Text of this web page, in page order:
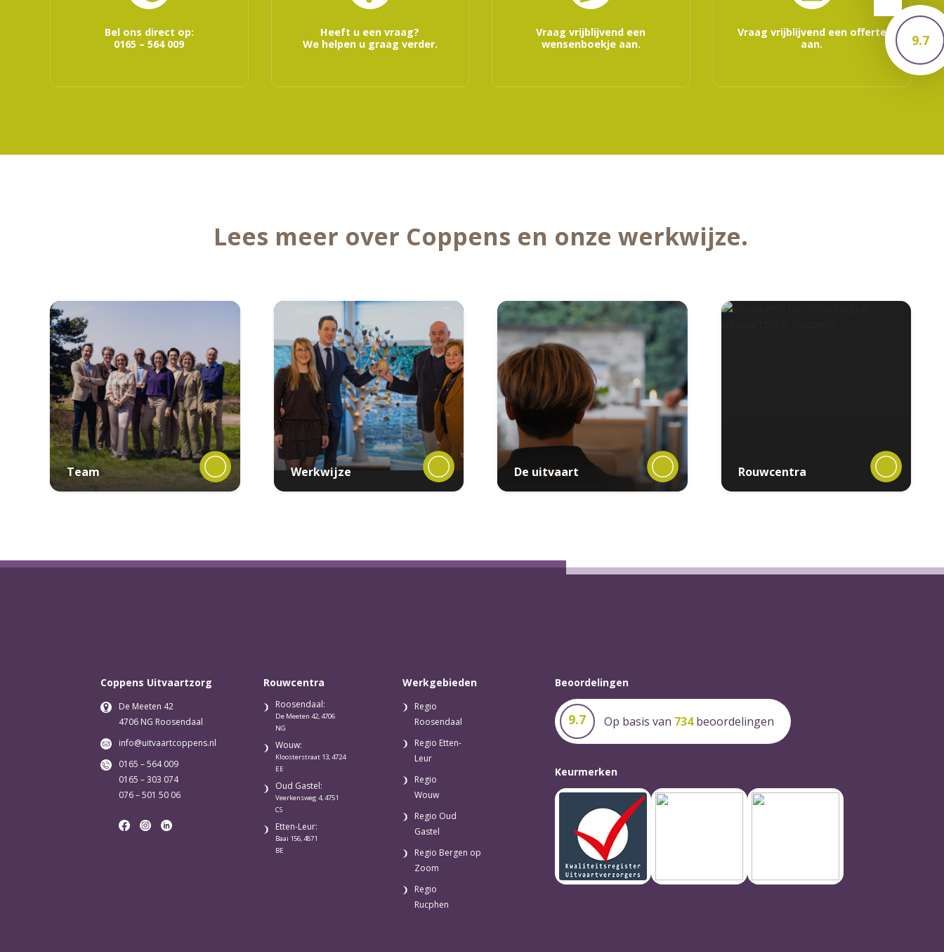
Bel ons direct op:
0165 – 564 009
Heeft u een vraag?
We helpen u graag verder.
Vraag vrijblijvend een
wensenboekje aan.
Vraag vrijblijvend een offerte
aan.
Lees meer over Coppens en onze werkwijze.
Team Werkwijze De uitvaart Rouwcentra
mei 22, 2019
Coppens Uitvaartzorg
De Meeten 42
4706 NG Roosendaal
info@uitvaartcoppens.nl
0165 – 564 009
0165 – 303 074
076 – 501 50 06
Rouwcentra
Roosendaal:
De Meeten 42, 4706
NG
Wouw:
Kloosterstraat 13, 4724
EE
Oud Gastel:
Veerkensweg 4, 4751
CS
Etten-Leur:
Baai 156, 4871
BE
Werkgebieden
Regio
Roosendaal
Regio Etten-
Leur
Regio
Wouw
Regio Oud
Gastel
Regio Bergen op
Zoom
Regio
Rucphen
Beoordelingen
Op basis van 734beoordelingen
9.7
Keurmerken
9.7